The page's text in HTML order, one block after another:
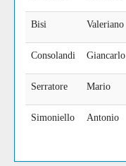
Bisi Valeriano
Consolandi Giancarlo
Serratore Mario
Simoniello Antonio